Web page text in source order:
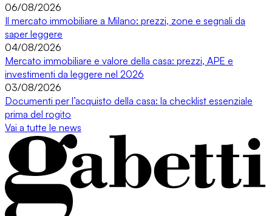
06/08/2026
Il mercato immobiliare a Milano: prezzi, zone e segnali da
saper leggere
04/08/2026
Mercato immobiliare e valore della casa: prezzi, APE e
investimenti da leggere nel 2026
03/08/2026
Documenti per l’acquisto della casa: la checklist essenziale
prima del rogito
Vai a tutte le news